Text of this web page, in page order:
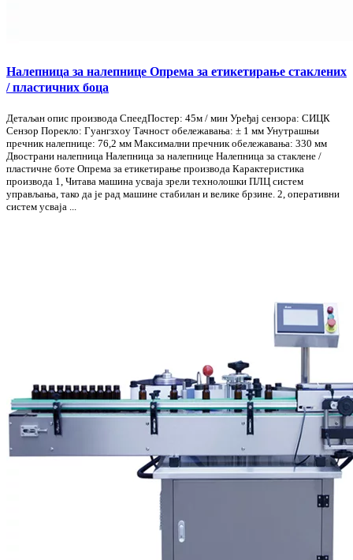
Налепница за налепнице Опрема за етикетирање стаклених
/ пластичних боца
Детаљан опис производа СпеедПостер: 45м / мин Уређај сензора: СИЦК
Сензор Порекло: Гуангзхоу Тачност обележавања: ± 1 мм Унутрашњи
пречник налепнице: 76,2 мм Максимални пречник обележавања: 330 мм
Двострани налепница Налепница за налепнице Налепница за стаклене /
пластичне боте Опрема за етикетирање производа Карактеристика
производа 1, Читава машина усваја зрели технолошки ПЛЦ систем
управљања, тако да је рад машине стабилан и велике брзине. 2, оперативни
систем усваја ...